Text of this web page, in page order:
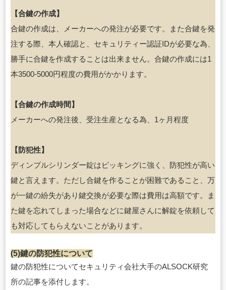
【合鍵の作成】
合鍵の作成は、メーカーへの発注が必要です。また合鍵を発
注する際、本人確認と、セキュリティー認証IDが必要な為、
勝手に合鍵を作成することは出来ません。合鍵の作成には1
本3500-5000円程度の費用がかかります。
【合鍵の作成時間】
メーカーへの発注後、受注生産となる為、1ヶ月程度
【防犯性】
ディンプルシリンダー錠はピッキングに強く、防犯性が高い
鍵と言えます。ただし合鍵を作ることが困難であること、万
が一鍵の紛失があり鍵交換が必要な際は費用は高額です。ま
た鍵を忘れてしまった場合などに鍵屋さんに解錠を依頼して
も対応してもらえないことがあります。
(5)鍵の防犯性について
鍵の防犯性についてセキュリティ会社大手のALSOCK研究
所の記事を添付します。